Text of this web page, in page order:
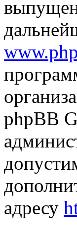
phpBB
адресу